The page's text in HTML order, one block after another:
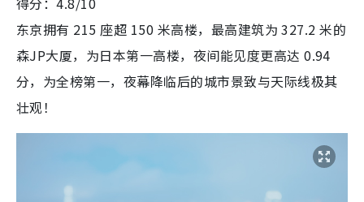
东京拥有 215 座超 150 米高楼，最高建筑为 327.2 米的
森JP大厦，为日本第一高楼，夜间能见度更高达 0.94
分，为全榜第一，夜幕降临后的城市景致与天际线极其
壮观！